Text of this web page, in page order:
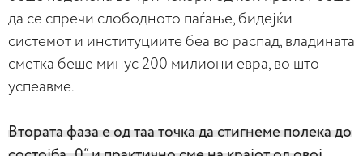
да се спречи слободното паѓање, бидејќи
системот и институциите беа во распад, владината
сметка беше минус 200 милиони евра, во што
успеавме.
Втората фаза е од таа точка да стигнеме полека до